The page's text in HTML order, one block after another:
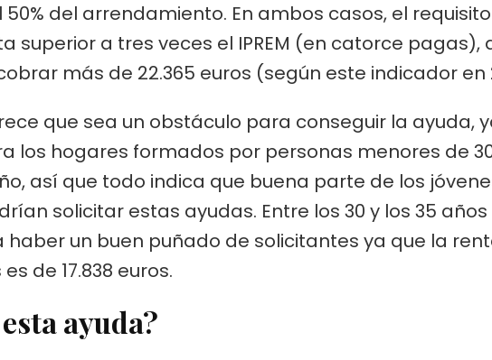
del arrendamiento. En ambos casos, el
superior a tres veces el IPREM (en catorce pagas),
más de 22.365 euros (según este indicador en
que sea un obstáculo para conseguir la ayuda,
los hogares formados por personas menores de
así que todo indica que buena parte de los
solicitar estas ayudas. Entre los 30 y los 35
un buen puñado de solicitantes ya que la
de 17.838 euros.
ayuda?